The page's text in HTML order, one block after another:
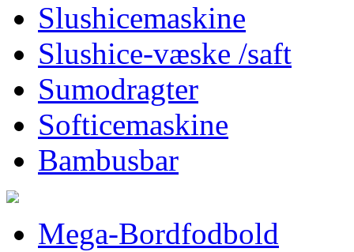
Slushicemaskine
Slushice-væske /saft
Sumodragter
Softicemaskine
Bambusbar
Mega-Bordfodbold